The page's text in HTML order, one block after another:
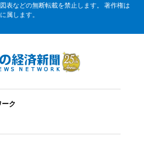
表などの無断転載を禁止します。 著作権は
属します。
ク